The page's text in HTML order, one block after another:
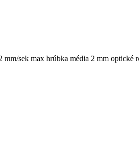
sek max hrúbka média 2 mm optické